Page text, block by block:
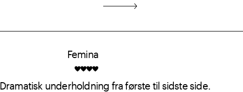
Femina
Dramatisk underholdning fra første til sidste side.